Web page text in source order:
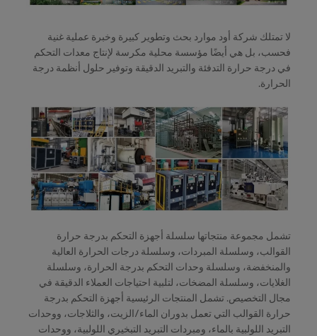
لا تمتلك شركة أود موارد بحث وتطوير كبيرة وخبرة عملية غنية
فحسب، بل هي أيضًا مؤسسة محلية مكرسة لإنتاج معدات التحكم
في درجة حرارة التدفئة والتبريد الدقيقة وتوفير حلول أنظمة درجة
الحرارة.
تشمل مجموعة منتجاتها سلسلة أجهزة التحكم بدرجة حرارة
القوالب، وسلسلة المبردات، وسلسلة درجات الحرارة العالية
والمنخفضة، وسلسلة وحدات التحكم بدرجة الحرارة، وسلسلة
الغلايات، وسلسلة المضخات، لتلبية احتياجات العملاء الدقيقة في
مجال التخصيص. تشمل المنتجات الرئيسية أجهزة التحكم بدرجة
حرارة القوالب التي تعمل بدوران الماء/الزيت، والثلاجات، ووحدات
التبريد اللولبية بالماء، ومبردات التبريد التبخيري اللولبية، ووحدات